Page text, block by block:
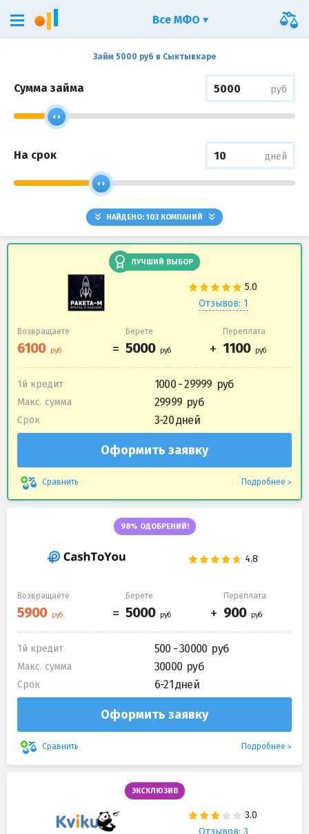
Займ 5000 руб в Сыктывкаре
Сумма займа руб
На срок дней
НАЙДЕНО:103 КОМПАНИЙ
ЛУЧШИЙ ВЫБОР
Отзывов: 1
Возвращаете Берете Переплата
1й кредит 1000 - 29999
Макс. сумма 29999
Срок 3-20 дней
Оформить заявку
Сравнить Подробнее
98% ОДОБРЕНИЙ!
Возвращаете Берете Переплата
1й кредит 500 - 30000
Макс. сумма 30000
Срок 6-21 дней
Оформить заявку
Сравнить Подробнее
ЭКСКЛЮЗИВ
Все МФО